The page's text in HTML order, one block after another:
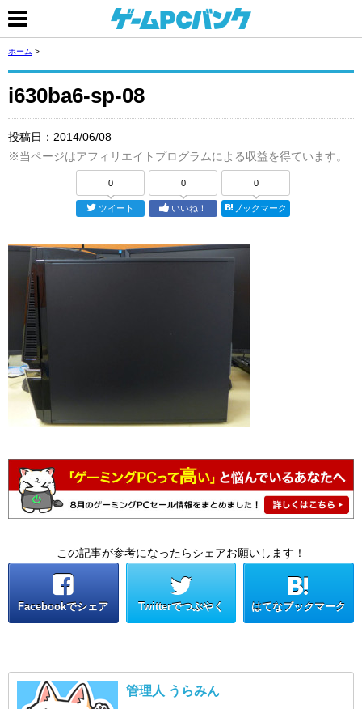
ホーム >
i630ba6-sp-08
投稿日： 2014/06/08
※当ページはアフィリエイトプログラムによる収益を得ています。
0
ツイート
0
いいね！
0
ブックマーク
この記事が参考になったらシェアお願いします！
Facebookでシェア Twitterでつぶやく はてなブックマーク
管理人 うらみん